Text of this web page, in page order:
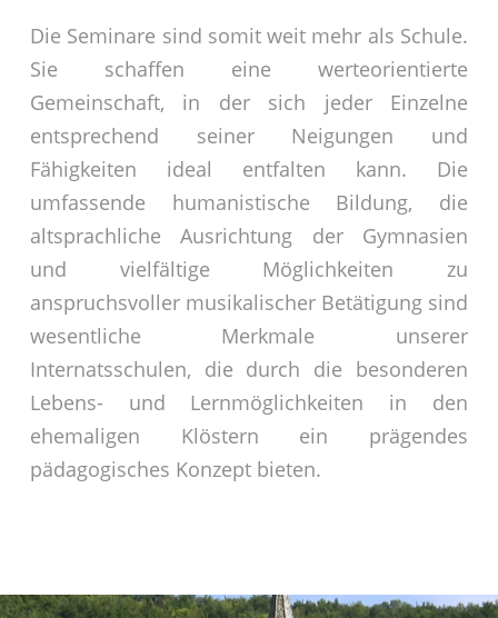
Die Seminare sind somit weit mehr als Schule.
Sie schaffen eine werteorientierte
Gemeinschaft, in der sich jeder Einzelne
entsprechend seiner Neigungen und
Fähigkeiten ideal entfalten kann. Die
umfassende humanistische Bildung, die
altsprachliche Ausrichtung der Gymnasien
und vielfältige Möglichkeiten zu
anspruchsvoller musikalischer Betätigung sind
wesentliche Merkmale unserer
Internatsschulen, die durch die besonderen
Lebens- und Lernmöglichkeiten in den
ehemaligen Klöstern ein prägendes
pädagogisches Konzept bieten.